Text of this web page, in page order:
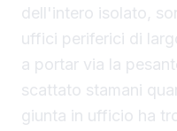
dell'intero isolato,
uffici periferici di
a portar via la
scattato stamani
giunta in ufficio ha